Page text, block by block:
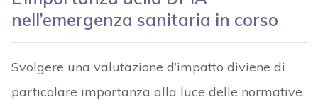
nell’emergenza sanitaria in corso
Svolgere una valutazione d’impatto diviene di
particolare importanza alla luce delle normative